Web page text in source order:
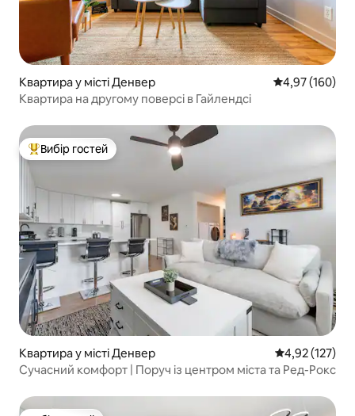
Квартира у місті Денвер Середня
4,97 (160)
Квартира на другому поверсі в Гайлендсі
Топ вибір гостей
Вибір гостей
Квартира у місті Денвер Середня
4,92 (127)
Сучасний комфорт | Поруч із центром міста та Ред-Рокс